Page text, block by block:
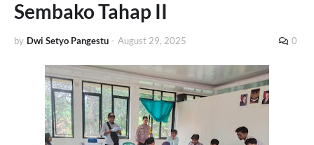
Sembako Tahap II
by Dwi Setyo Pangestu - August 29, 2025 0